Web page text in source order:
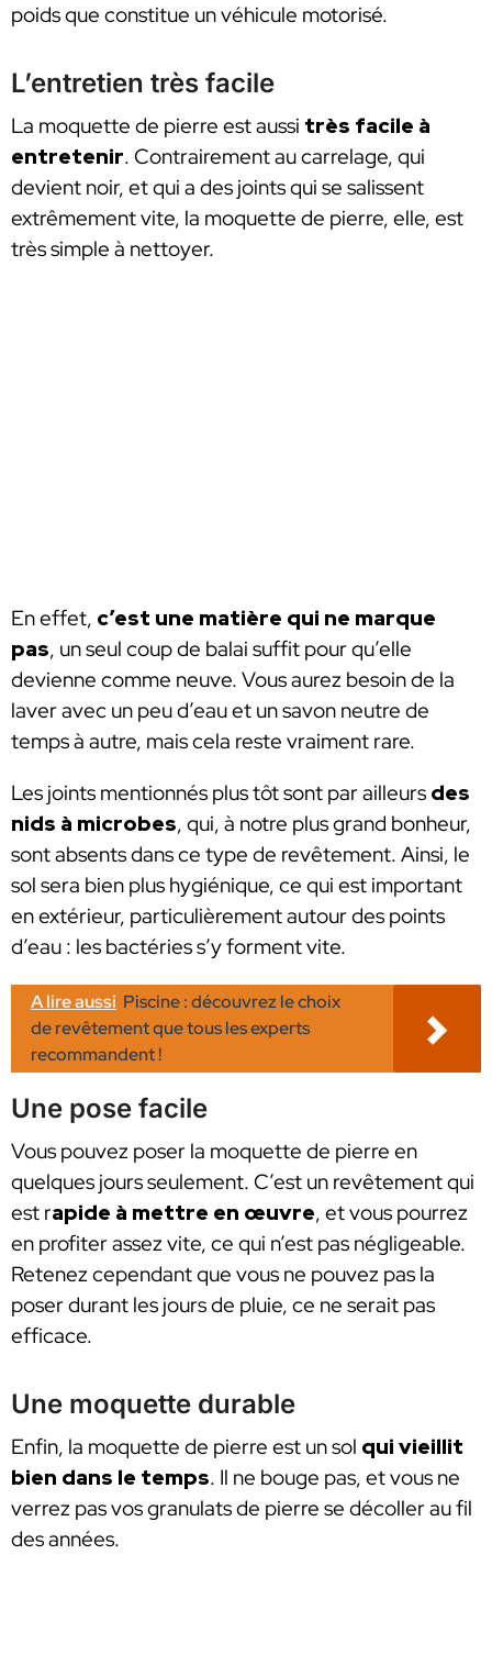
poids que constitue un véhicule motorisé.
L’entretien très facile
La moquette de pierre est aussi très facile à
entretenir. Contrairement au carrelage, qui
devient noir, et qui a des joints qui se salissent
extrêmement vite, la moquette de pierre, elle, est
très simple à nettoyer.
En effet, c’est une matière qui ne marque
pas, un seul coup de balai suffit pour qu’elle
devienne comme neuve. Vous aurez besoin de la
laver avec un peu d’eau et un savon neutre de
temps à autre, mais cela reste vraiment rare.
Les joints mentionnés plus tôt sont par ailleurs des
nids à microbes, qui, à notre plus grand bonheur,
sont absents dans ce type de revêtement. Ainsi, le
sol sera bien plus hygiénique, ce qui est important
en extérieur, particulièrement autour des points
d’eau : les bactéries s’y forment vite.
A lire aussi Piscine : découvrez le choix
de revêtement que tous les experts
recommandent !
Une pose facile
Vous pouvez poser la moquette de pierre en
quelques jours seulement. C’est un revêtement qui
est rapide à mettre en œuvre, et vous pourrez
en profiter assez vite, ce qui n’est pas négligeable.
Retenez cependant que vous ne pouvez pas la
poser durant les jours de pluie, ce ne serait pas
efficace.
Une moquette durable
Enfin, la moquette de pierre est un sol qui vieillit
bien dans le temps. Il ne bouge pas, et vous ne
verrez pas vos granulats de pierre se décoller au fil
des années.